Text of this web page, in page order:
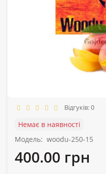
Відгуків: 0
Немає в наявності
Модель: woodu-250-15
400.00 грн